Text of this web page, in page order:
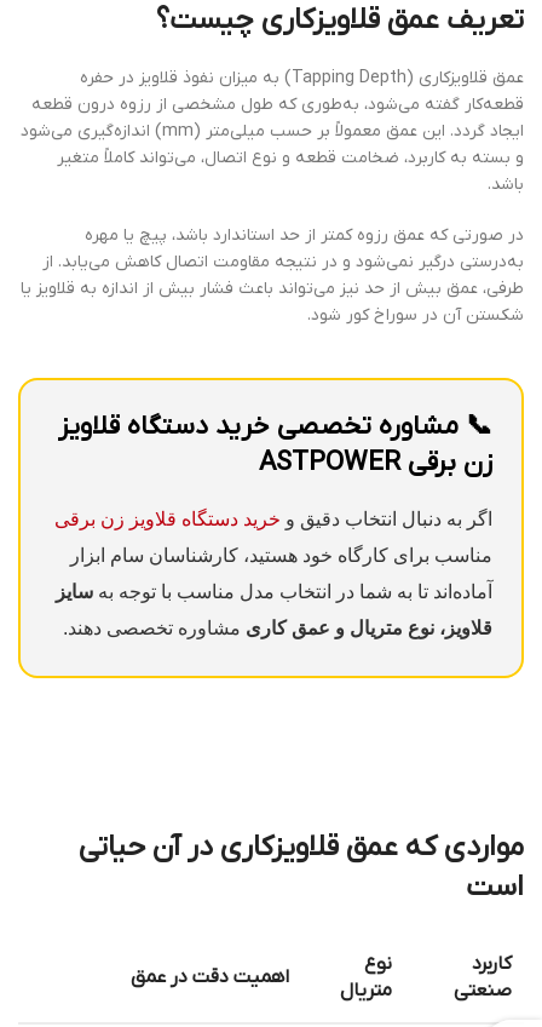
تعریف عمق قلاویزکاری چیست؟
عمق قلاویزکاری (Tapping Depth) به میزان نفوذ قلاویز در حفره
قطعه‌کار گفته می‌شود، به‌طوری که طول مشخصی از رزوه درون قطعه
ایجاد گردد. این عمق معمولاً بر حسب میلی‌متر (mm) اندازه‌گیری می‌شود
و بسته به کاربرد، ضخامت قطعه و نوع اتصال، می‌تواند کاملاً متغیر
باشد.
در صورتی که عمق رزوه کمتر از حد استاندارد باشد، پیچ یا مهره
به‌درستی درگیر نمی‌شود و در نتیجه مقاومت اتصال کاهش می‌یابد. از
طرفی، عمق بیش از حد نیز می‌تواند باعث فشار بیش از اندازه به قلاویز یا
شکستن آن در سوراخ کور شود.
📞 مشاوره تخصصی خرید دستگاه قلاویز
زن برقی ASTPOWER
اگر به دنبال انتخاب دقیق و خرید دستگاه قلاویز زن برقی
مناسب برای کارگاه خود هستید، کارشناسان سام ابزار
آماده‌اند تا به شما در انتخاب مدل مناسب با توجه به سایز
قلاویز، نوع متریال و عمق کاری مشاوره تخصصی دهند.
مواردی که عمق قلاویزکاری در آن حیاتی
است
کاربرد
صنعتی
نوع
متریال
اهمیت دقت در عمق